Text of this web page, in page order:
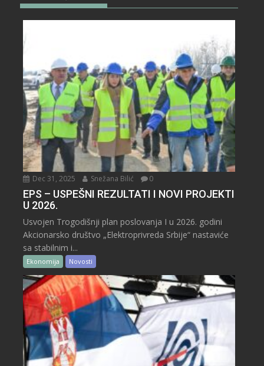
Dec 31, 2025 Snežana Bilić 0
EPS – USPEŠNI REZULTATI I NOVI PROJEKTI
U 2026.
Usvojen Trogodišnji plan poslovanja I u 2026. godini
Akcionarsko društvo „Elektroprivreda Srbije“ nastaviće
sa stabilnim i...
Ekonomija Novosti